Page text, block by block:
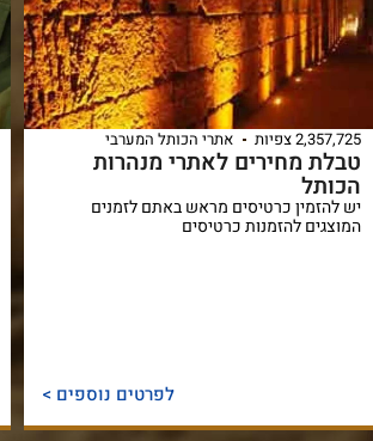
2,357,725 צפיות אתרי הכותל המערבי
טבלת מחירים לאתרי מנהרות
הכותל
יש להזמין כרטיסים מראש באתם לזמנים
המוצגים להזמנות כרטיסים
לפרטים נוספים >